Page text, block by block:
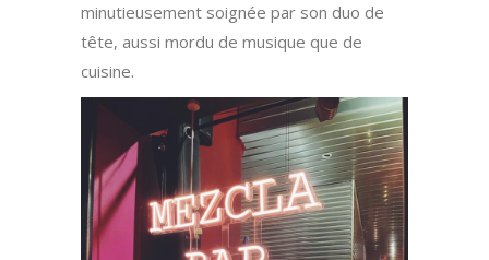
minutieusement soignée par son duo de
tête, aussi mordu de musique que de
cuisine.